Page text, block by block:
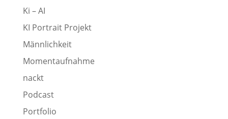
Ki – AI
KI Portrait Projekt
Männlichkeit
Momentaufnahme
nackt
Podcast
Portfolio